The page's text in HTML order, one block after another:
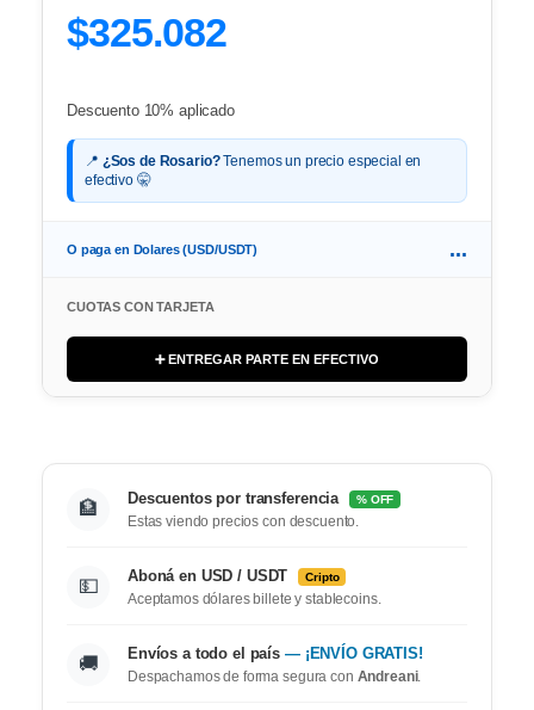
$325.082
Descuento 10% aplicado
📍 ¿Sos de Rosario?Tenemos un precio especial en
efectivo 🤫
O paga en Dolares (USD/USDT) ...
CUOTAS CON TARJETA
➕ ENTREGAR PARTE EN EFECTIVO
🏦 Descuentos por transferencia % OFF
Estas viendo precios con descuento.
💵 Aboná en USD / USDT Cripto
Aceptamos dólares billete y stablecoins.
🚚 Envíos a todo el país — ¡ENVÍO GRATIS!
Despachamos de forma segura con Andreani.